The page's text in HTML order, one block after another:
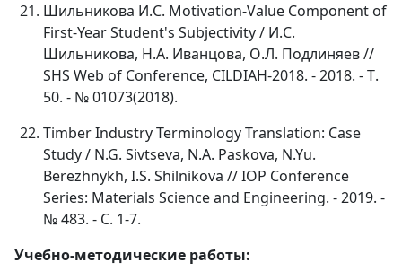
Шильникова И.С. Motivation-Value Component of
First-Year Student's Subjectivity / И.С.
Шильникова, Н.А. Иванцова, О.Л. Подлиняев//
SHS Web of Conference, CILDIAH-2018. - 2018. -Т.
50. - № 01073(2018).
Timber Industry Terminology Translation: Case
Study / N.G. Sivtseva, N.A. Paskova, N.Yu.
Berezhnykh, I.S. Shilnikova // IOP Conference
Series: Materials Science and Engineering. - 2019. -
№ 483. - С. 1-7.
Учебно-методические работы: